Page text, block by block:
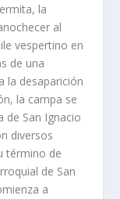
la
al
vespertino en
de una
la desaparición
la campa se
de San Ignacio
diversos
término de
de San
a